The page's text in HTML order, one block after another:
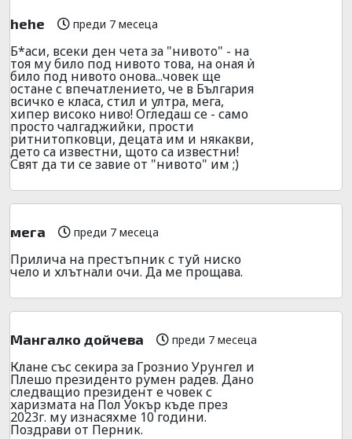
hehe преди 7 месеца
Б*аси, всеки ден чета за "нивото" - на
тоя му било под нивото това, на оная ѝ
било под нивото онова...човек ще
остане с впечатлението, че в България
всичко е класа, стил и ултра, мега,
хипер високо ниво! Огледаш се - само
просто чалгаджийки, прости
ритнитопковци, децата им и някакви,
дето са известни, щото са известни!
Свят да ти се завие от "нивото" им ;)
мега преди 7 месеца
Прилича на престъпник с туй ниско
чело и хлътнали очи. Да ме прощава.
Мангалко дойчева преди 7 месеца
Клане със секира за Грознио Урунгел и
Плешо президенто румен радев. Дано
следващио президент е човек с
харизмата на Пол Уокър къде през
2023г. му изнасяхме 10 години.
Поздрави от Перник.